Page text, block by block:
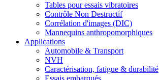
Tables pour essais vibratoires
Contrôle Non Destructif
Corrélation d'images (DIC)
Mannequins anthropomorphiques
Applications
Automobile & Transport
NVH
Caractérisation, fatigue & durabilité
Essais embarqués